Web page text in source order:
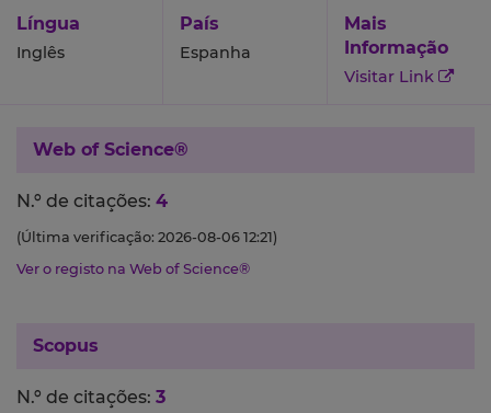
Língua
Inglês
País
Espanha
Mais
Informação
Visitar Link
Web of Science®
N.º de citações: 4
(Última verificação: 2026-08-06 12:21)
Ver o registo na Web of Science®
Scopus
N.º de citações: 3